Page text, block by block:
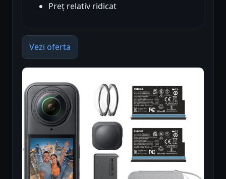
Preț relativ ridicat
Vezi oferta